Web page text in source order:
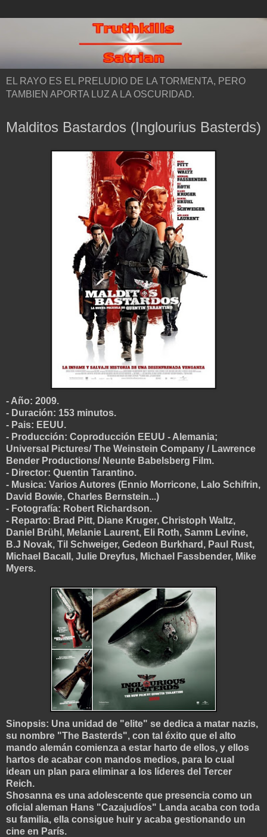
EL RAYO ES EL PRELUDIO DE LA TORMENTA, PERO
TAMBIEN APORTA LUZ A LA OSCURIDAD.
Malditos Bastardos (Inglourius Basterds)
- Año: 2009.
- Duración: 153 minutos.
- Pais: EEUU.
- Producción: Coproducción EEUU - Alemania;
Universal Pictures/ The Weinstein Company / Lawrence
Bender Productions/ Neunte Babelsberg Film.
- Director: Quentin Tarantino.
- Musica: Varios Autores (Ennio Morricone, Lalo Schifrin,
David Bowie, Charles Bernstein...)
- Fotografía: Robert Richardson.
- Reparto: Brad Pitt, Diane Kruger, Christoph Waltz,
Daniel Brühl, Melanie Laurent, Eli Roth, Samm Levine,
B.J Novak, Til Schweiger, Gedeon Burkhard, Paul Rust,
Michael Bacall, Julie Dreyfus, Michael Fassbender, Mike
Myers.
Sinopsis: Una unidad de "elite" se dedica a matar nazis,
su nombre "The Basterds", con tal éxito que el alto
mando alemán comienza a estar harto de ellos, y ellos
hartos de acabar con mandos medios, para lo cual
idean un plan para eliminar a los líderes del Tercer
Reich.
Shosanna es una adolescente que presencia como un
oficial aleman Hans "Cazajudíos" Landa acaba con toda
su familia, ella consigue huir y acaba gestionando un
cine en París.